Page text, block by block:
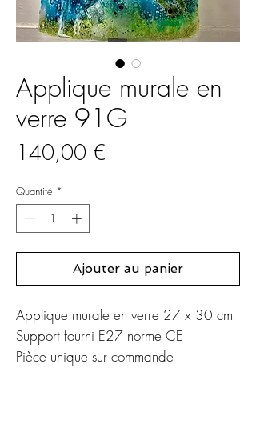
Applique murale en
verre 91G
140,00 €
Quantité *
Ajouter au panier
Applique murale en verre 27 x 30 cm
Support fourni E27 norme CE
Pièce unique sur commande